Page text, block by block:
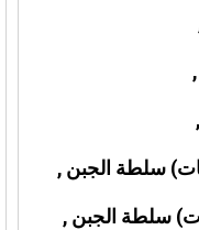
سلطة الجبن ,
سلطة الجبن ,